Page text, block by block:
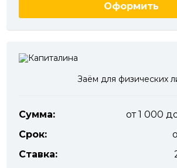
Оформить
Заём для физических
Сумма:
от 1 000
Срок:
Ставка: